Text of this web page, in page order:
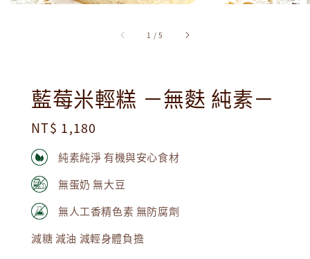
1 /5
藍莓米輕糕 －無麩 純素－
Regular
price
NT$ 1,180
純素純淨 有機與安心食材
無蛋奶 無大豆
無人工香精色素 無防腐劑
減糖 減油 減輕身體負擔